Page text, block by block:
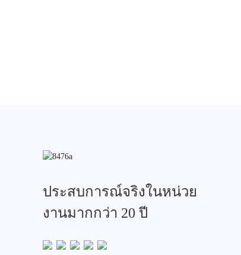
ประสบการณ์จริงในหน่วย
งานมากกว่า 20 ปี